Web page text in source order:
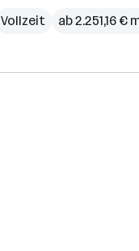
Vollzeit ab 2.251,16 €